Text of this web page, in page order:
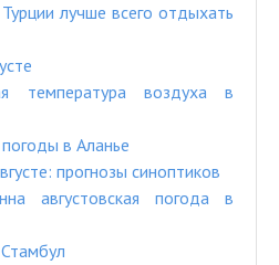
лучше всего отдыхать
температура воздуха в
в Аланье
прогнозы синоптиков
августовская погода в